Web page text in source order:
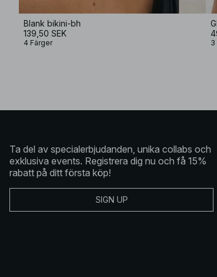
Blank bikini-bh
139,50 SEK
4 Färger 3
Ta del av specialerbjudanden, unika collabs och
exklusiva events. Registrera dig nu och få 15%
rabatt på ditt första köp!
SIGN UP